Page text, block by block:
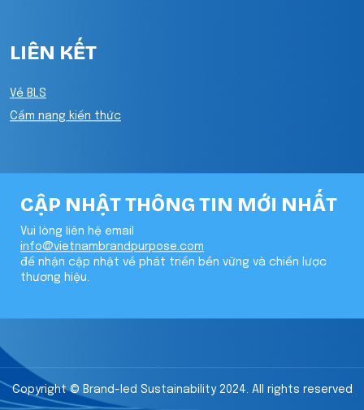
LIÊN KẾT
Về BLS
Cẩm nang kiến thức
CẬP NHẬT THÔNG TIN MỚI NHẤT
Vui lòng liên hệ email
info@vietnambrandpurpose.com
để nhận cập nhật về phát triển bền vững và chiến lược
thương hiệu.
Copyright © Brand-led Sustainability 2024. All rights reserved